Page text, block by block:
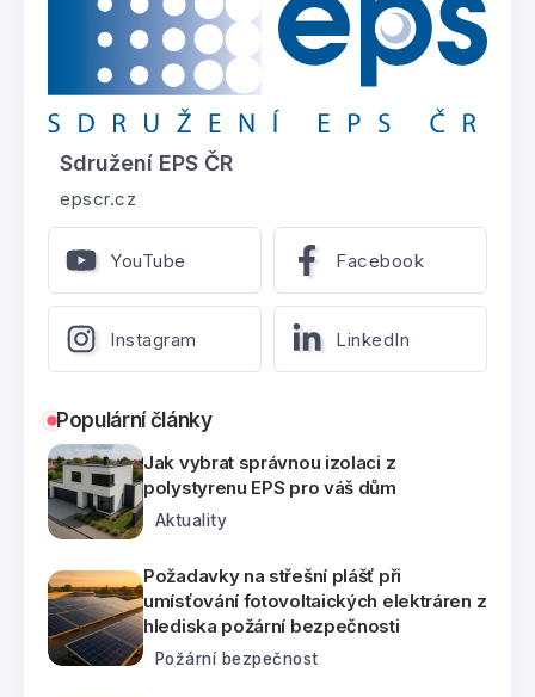
Sdružení EPS ČR
epscr.cz
YouTube Facebook
Instagram LinkedIn
Populární články
Jak vybrat správnou izolaci z
polystyrenu EPS pro váš dům
Aktuality
Požadavky na střešní plášť při
umísťování fotovoltaických elektráren z
hlediska požární bezpečnosti
Požární bezpečnost